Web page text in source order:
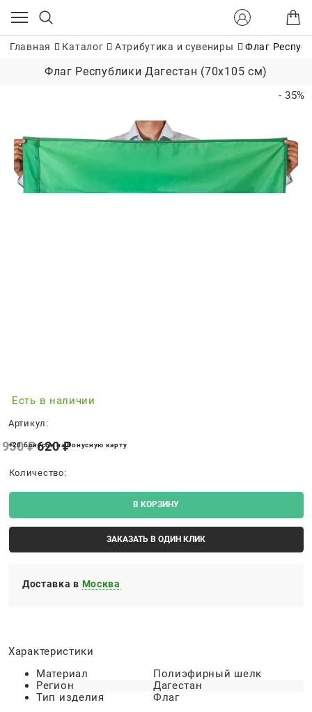
Главная Каталог Атрибутика и сувениры Флаг
Флаг Республики Дагестан (70x105 см)
- 35%
Есть в наличии
Артикул:
950 ₽620 ₽
+20 бонусов на бонусную карту
Количество:
В КОРЗИНУ
ЗАКАЗАТЬ В ОДИН КЛИК
Доставка в Москва
Характеристики
Материал
Полиэфирный шелк
Регион
Дагестан
Тип изделия
Флаг